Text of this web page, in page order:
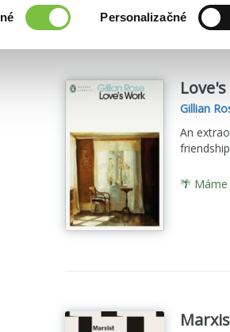
Personalizačné
Našli sme
Gillian
An
🌴